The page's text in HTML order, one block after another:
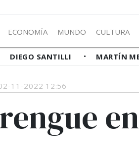
ECONOMÍA MUNDO CULTURA
DIEGO SANTILLI MARTÍN
11-2022 12:56